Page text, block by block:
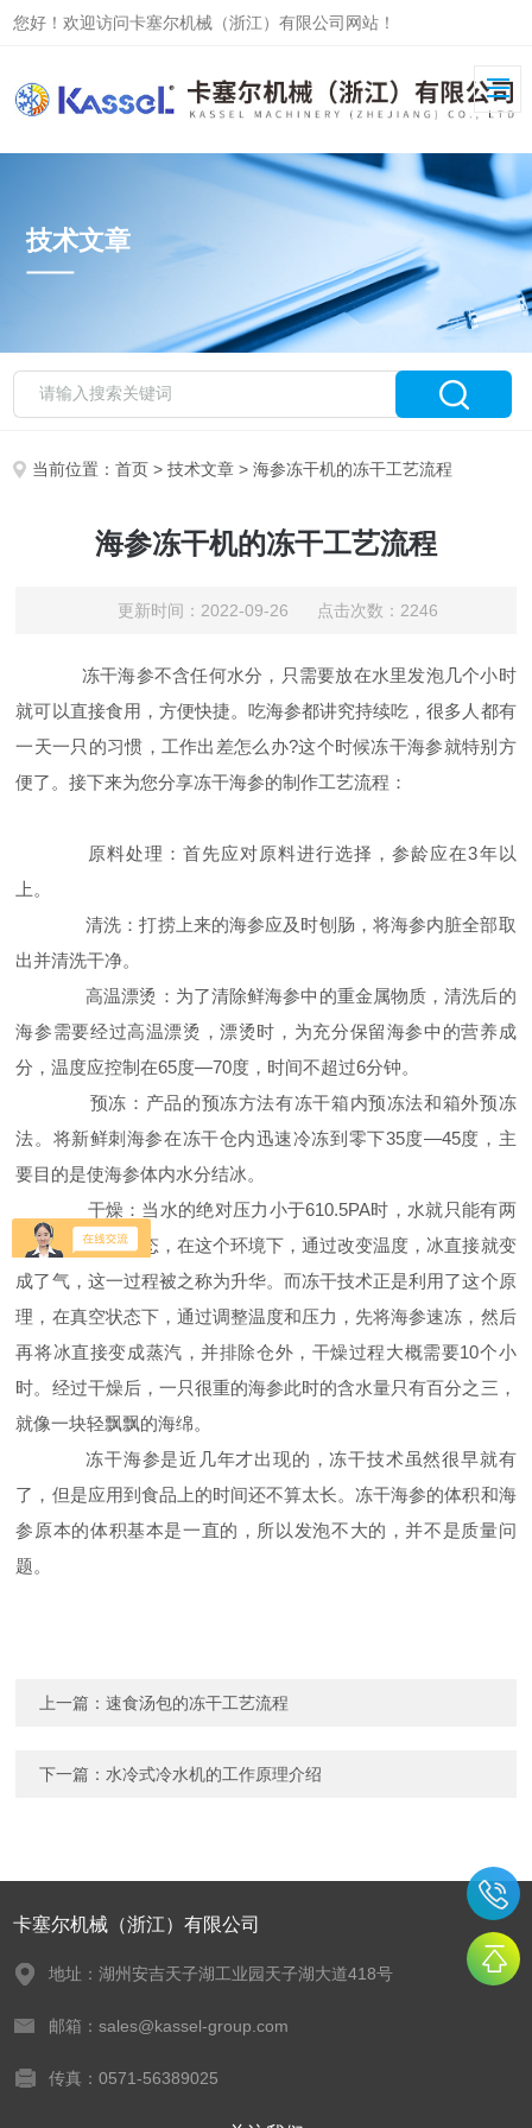
您好！欢迎访问卡塞尔机械（浙江）有限公司网站！
技术文章
当前位置：首页 >技术文章 > 海参冻干机的冻干工艺流程
海参冻干机的冻干工艺流程
更新时间：2022-09-26 点击次数：2246
冻干海参不含任何水分，只需要放在水里发泡几个小时
就可以直接食用，方便快捷。吃海参都讲究持续吃，很多人都有
一天一只的习惯，工作出差怎么办?这个时候冻干海参就特别方
便了。接下来为您分享冻干海参的制作工艺流程：
原料处理：首先应对原料进行选择，参龄应在3年以
上。
清洗：打捞上来的海参应及时刨肠，将海参内脏全部取
出并清洗干净。
高温漂烫：为了清除鲜海参中的重金属物质，清洗后的
海参需要经过高温漂烫，漂烫时，为充分保留海参中的营养成
分，温度应控制在65度—70度，时间不超过6分钟。
预冻：产品的预冻方法有冻干箱内预冻法和箱外预冻
法。将新鲜刺海参在冻干仓内迅速冷冻到零下35度—45度，主
要目的是使海参体内水分结冰。
干燥：当水的绝对压力小于610.5PA时，水就只能有两
种状态，冰和气态，在这个环境下，通过改变温度，冰直接就变
成了气，这一过程被之称为升华。而冻干技术正是利用了这个原
理，在真空状态下，通过调整温度和压力，先将海参速冻，然后
再将冰直接变成蒸汽，并排除仓外，干燥过程大概需要10个小
时。经过干燥后，一只很重的海参此时的含水量只有百分之三，
就像一块轻飘飘的海绵。
冻干海参是近几年才出现的，冻干技术虽然很早就有
了，但是应用到食品上的时间还不算太长。冻干海参的体积和海
参原本的体积基本是一直的，所以发泡不大的，并不是质量问
题。
上一篇：速食汤包的冻干工艺流程
下一篇： 水冷式冷水机的工作原理介绍
卡塞尔机械（浙江）有限公司
地址：湖州安吉天子湖工业园天子湖大道418号
邮箱：sales@kassel-group.com
传真：0571-56389025